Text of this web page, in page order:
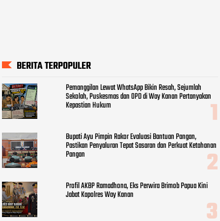
BERITA TERPOPULER
Pemanggilan Lewat WhatsApp Bikin Resah, Sejumlah
Sekolah, Puskesmas dan OPD di Way Kanan Pertanyakan
Kepastian Hukum
Bupati Ayu Pimpin Rakor Evaluasi Bantuan Pangan,
Pastikan Penyaluran Tepat Sasaran dan Perkuat Ketahanan
Pangan
Profil AKBP Ramadhona, Eks Perwira Brimob Papua Kini
Jabat Kapolres Way Kanan